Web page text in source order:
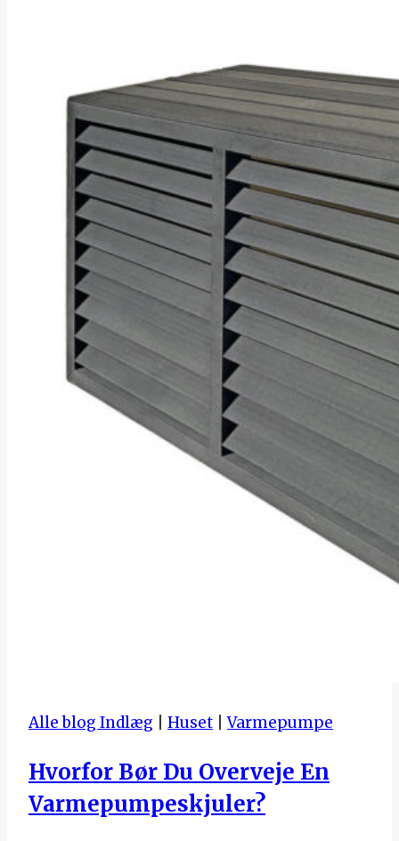
Alle blog Indlæg Huset |Varmepumpe
Hvorfor Bør Du Overveje En
Varmepumpeskjuler?